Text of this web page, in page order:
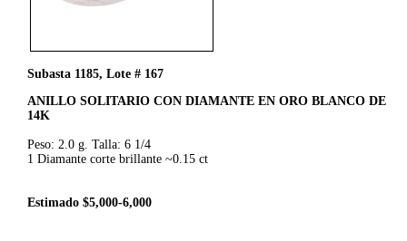
Subasta 1185, Lote # 167
ANILLO SOLITARIO CON DIAMANTE EN ORO BLANCO DE
14K
Peso: 2.0 g. Talla: 6 1/4
1 Diamante corte brillante ~0.15 ct
Estimado $5,000-6,000